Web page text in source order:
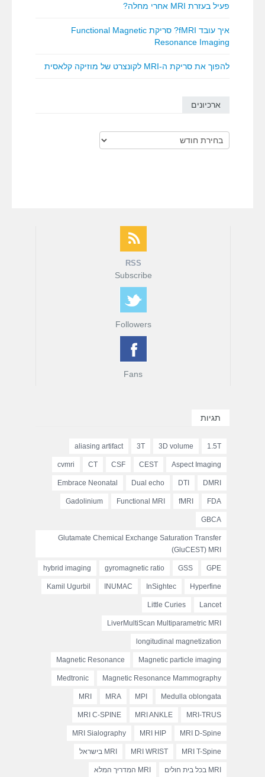
פעיל בעזרת MRI אחרי מחלה?
איך עובד fMRI? סריקת Functional Magnetic
Resonance Imaging
להפוך את סריקת ה-MRI לקונצרט של מוזיקה קלאסית
ארכיונים
ארכיונים
RSS
Subscribe
Followers
Fans
תגיות
1.5T
3D volume
3T
aliasing artifact
Aspect Imaging
CEST
CSF
CT
cvmri
DMRI
DTI
Dual echo
Embrace Neonatal
FDA
fMRI
Functional MRI
Gadolinium
GBCA
Glutamate Chemical Exchange Saturation Transfer
(GluCEST) MRI
GPE
GSS
gyromagnetic ratio
hybrid imaging
Hyperfine
InSightec
INUMAC
Kamil Ugurbil
Lancet
Little Curies
LiverMultiScan Multiparametric MRI
longitudinal magnetization
Magnetic particle imaging
Magnetic Resonance
Magnetic Resonance Mammography
Medtronic
Medulla oblongata
MPI
MRA
MRI
MRI-TRUS
MRI ANKLE
MRI C-SPINE
MRI D-Spine
MRI HIP
MRI Sialography
MRI T-Spine
MRI WRIST MRI בישראל
MRI בכל בית חולים MRI המדריך המלא